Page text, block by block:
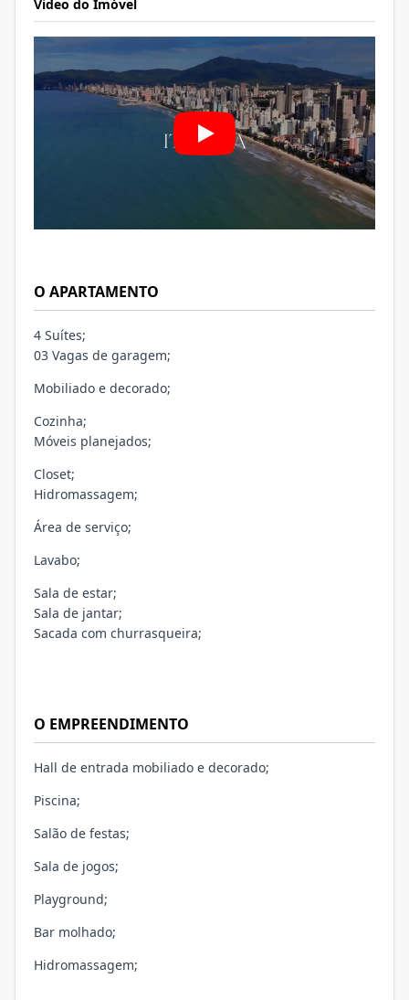
Video do Imóvel
O APARTAMENTO
4 Suítes;
03 Vagas de garagem;
Mobiliado e decorado;
Cozinha;
Móveis planejados;
Closet;
Hidromassagem;
Área de serviço;
Lavabo;
Sala de estar;
Sala de jantar;
Sacada com churrasqueira;
O EMPREENDIMENTO
Hall de entrada mobiliado e decorado;
Piscina;
Salão de festas;
Sala de jogos;
Playground;
Bar molhado;
Hidromassagem;